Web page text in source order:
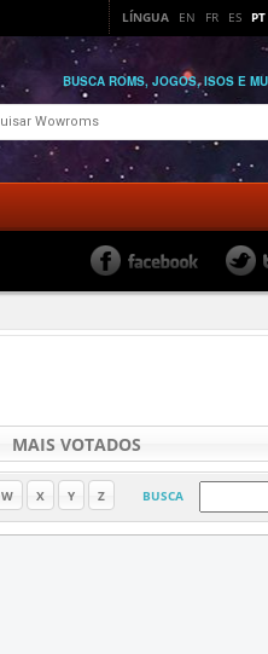
LÍNGUA EN FR ES PT
BUSCA ROMS, JOGOS, ISOS E
MAIS VOTADOS
W X Y Z BUSCA